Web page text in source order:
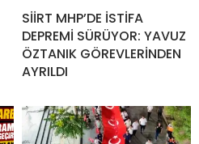
SİİRT MHP’DE İSTİFA
DEPREMİ SÜRÜYOR: YAVUZ
ÖZTANIK GÖREVLERİNDEN
AYRILDI